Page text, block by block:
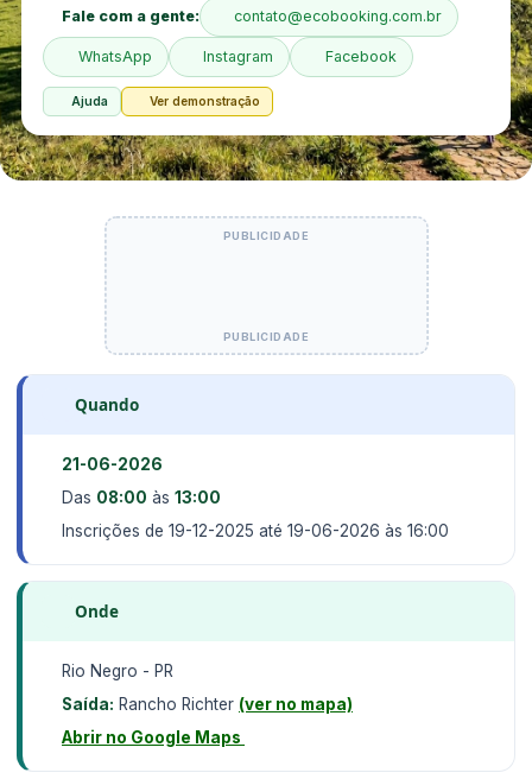
Fale com a gente: contato@ecobooking.com.br
WhatsApp Instagram Facebook
Ajuda Ver demonstração
Quando
21-06-2026
Das 08:00 às 13:00
Inscrições de 19-12-2025 até 19-06-2026 às 16:00
Onde
Rio Negro - PR
Saída: Rancho Richter (ver no mapa)
Abrir no Google Maps